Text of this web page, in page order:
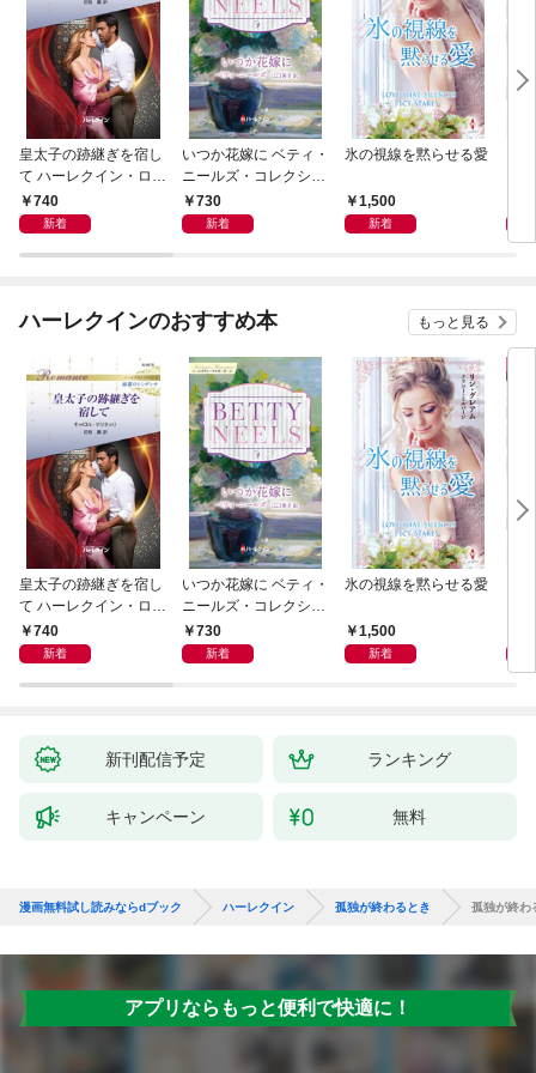
皇太子の跡継ぎを宿し
て ハーレクイン・ロマ
ンス～純潔のシンデレ
ラ～
740
新着
いつか花嫁に ベティ・
ニールズ・コレクショ
ン【ハーレクイン・マ
スターピース版】
730
新着
氷の視線を黙らせる愛
1,500
新着
ハーレクインのおすすめ本 もっと見る
皇太子の跡継ぎを宿し
て ハーレクイン・ロマ
ンス～純潔のシンデレ
ラ～
740
新着
いつか花嫁に ベティ・
ニールズ・コレクショ
ン【ハーレクイン・マ
スターピース版】
730
新着
氷の視線を黙らせる愛
1,500
新着
新刊配信予定 ランキング
キャンペーン 無料
漫画無料試し読みならdブック ハーレクイン 孤独が終わるとき 孤独が終わ
アプリならもっと便利で快適に！